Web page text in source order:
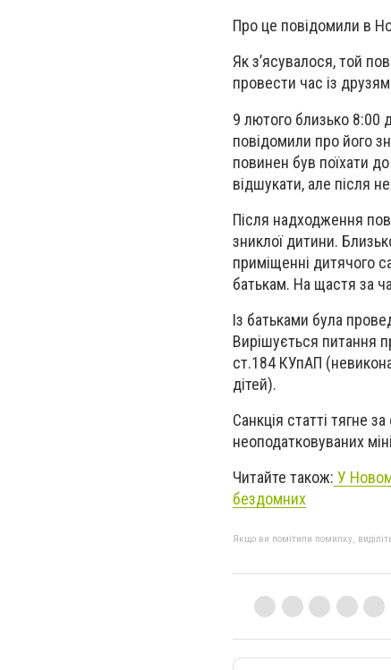
Про це повідомили в
Як з’ясувалося, той
провести час із
9 лютого близько 8:00
повідомили про його
повинен був поїхати
відшукати, але після
Після надходження
зниклої дитини.
приміщенні дитячого
батькам. На щастя за
Із батьками була
Вирішується питання
ст.184 КУпАП
дітей).
Санкція статті тягне
неоподатковуваних
Читайте також: У
бездомних
Якщо ви помітили помилку,